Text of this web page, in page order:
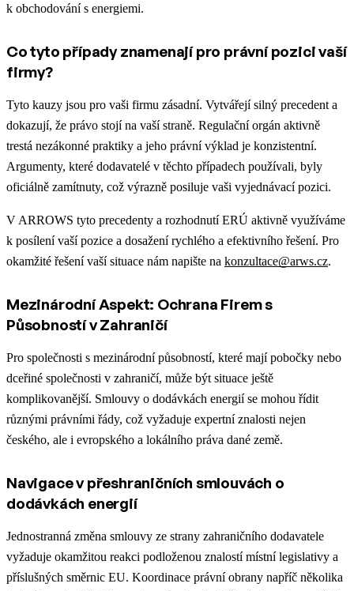
k obchodování s energiemi.
Co tyto případy znamenají pro právní pozici vaší
firmy?
Tyto kauzy jsou pro vaši firmu zásadní. Vytvářejí silný precedent a
dokazují, že právo stojí na vaší straně. Regulační orgán aktivně
trestá nezákonné praktiky a jeho právní výklad je konzistentní.
Argumenty, které dodavatelé v těchto případech používali, byly
oficiálně zamítnuty, což výrazně posiluje vaši vyjednávací pozici.
V ARROWS tyto precedenty a rozhodnutí ERÚ aktivně využíváme
k posílení vaší pozice a dosažení rychlého a efektivního řešení. Pro
okamžité řešení vaší situace nám napište na konzultace@arws.cz.
Mezinárodní Aspekt: Ochrana Firem s
Působností v Zahraničí
Pro společnosti s mezinárodní působností, které mají pobočky nebo
dceřiné společnosti v zahraničí, může být situace ještě
komplikovanější. Smlouvy o dodávkách energií se mohou řídit
různými právními řády, což vyžaduje expertní znalosti nejen
českého, ale i evropského a lokálního práva dané země.
Navigace v přeshraničních smlouvách o
dodávkách energií
Jednostranná změna smlouvy ze strany zahraničního dodavatele
vyžaduje okamžitou reakci podloženou znalostí místní legislativy a
příslušných směrnic EU. Koordinace právní obrany napříč několika